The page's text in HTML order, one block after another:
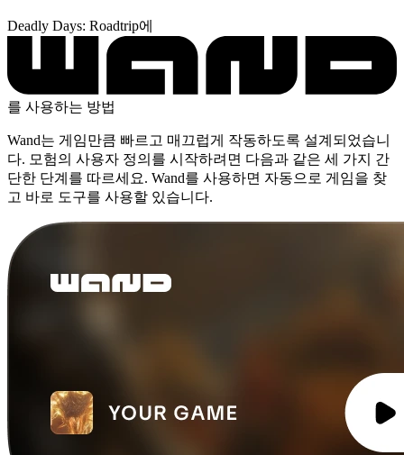
Deadly Days: Roadtrip에
를 사용하는 방법
Wand는 게임만큼 빠르고 매끄럽게 작동하도록 설계되었습니
다. 모험의 사용자 정의를 시작하려면 다음과 같은 세 가지 간
단한 단계를 따르세요. Wand를 사용하면 자동으로 게임을 찾
고 바로 도구를 사용할 있습니다.